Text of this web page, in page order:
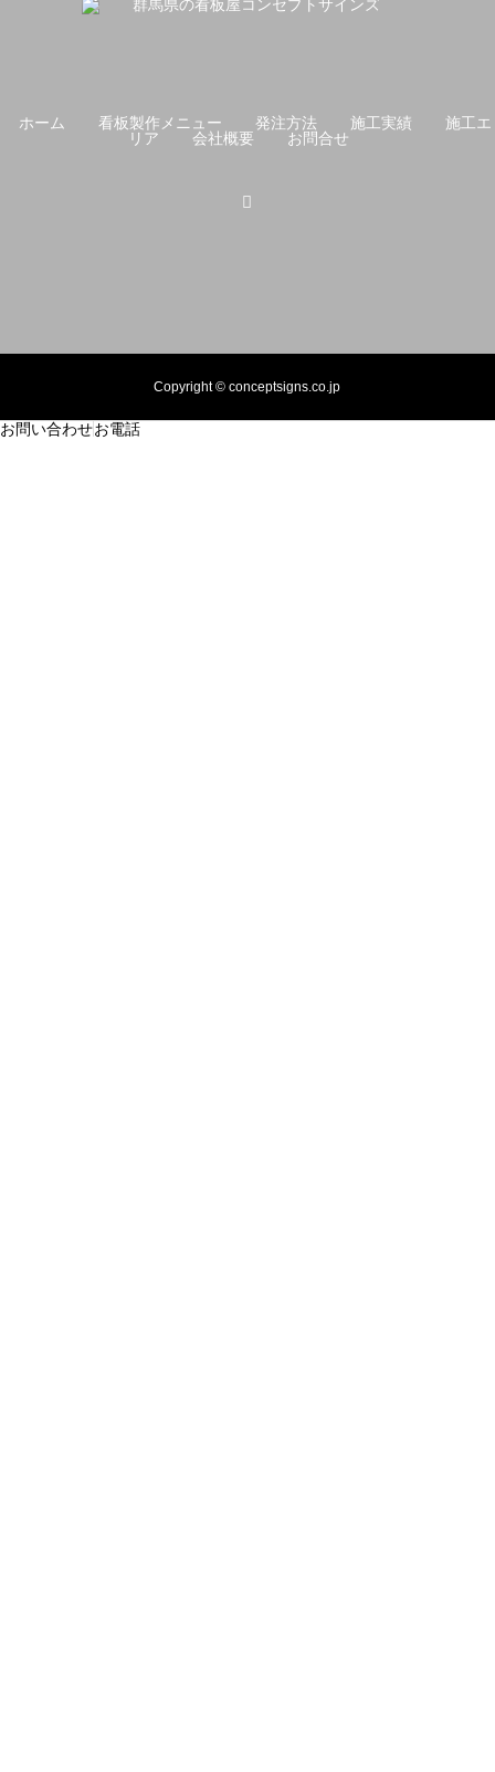
ホーム 看板製作メニュー 発注方法 施工実績
施工エ
リア
会社概要 お問合せ
Copyright © conceptsigns.co.jp
お問い合わせお電話